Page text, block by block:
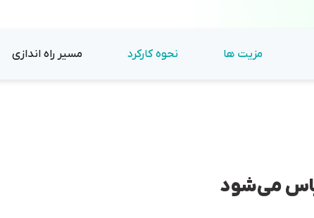
مزیت ها نحوه کارکرد مسیر راه اندازی
می‌شود